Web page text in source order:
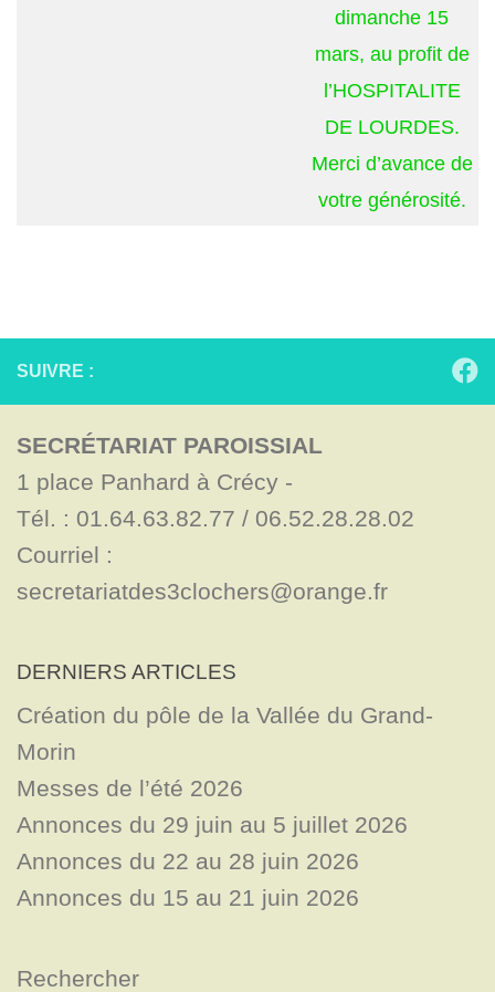
dimanche 15
mars, au profit de
l’HOSPITALITE
DE LOURDES.
Merci d’avance de
votre générosité.
SUIVRE :
SECRÉTARIAT PAROISSIAL
1 place Panhard à Crécy -
Tél. : 01.64.63.82.77 / 06.52.28.28.02
Courriel :
secretariatdes3clochers@orange.fr
DERNIERS ARTICLES
Création du pôle de la Vallée du Grand-
Morin
Messes de l’été 2026
Annonces du 29 juin au 5 juillet 2026
Annonces du 22 au 28 juin 2026
Annonces du 15 au 21 juin 2026
Rechercher